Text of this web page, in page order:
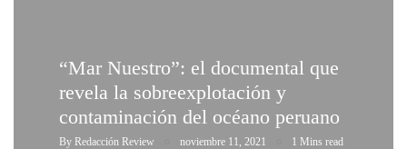
“Mar Nuestro”: el documental que
revela la sobreexplotación y
contaminación del océano peruano
By Redacción Review noviembre 11, 2021 1 Mins read